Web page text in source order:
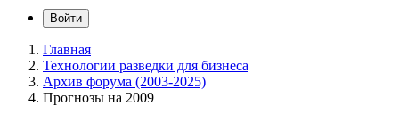
Войти
Главная
Технологии разведки для бизнеса
Архив форума (2003-2025)
Прогнозы на 2009